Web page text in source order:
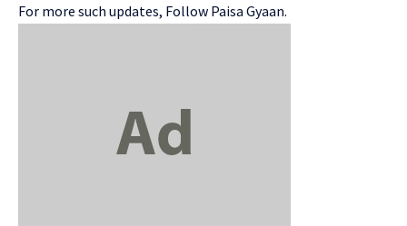
For more such updates, Follow Paisa Gyaan.